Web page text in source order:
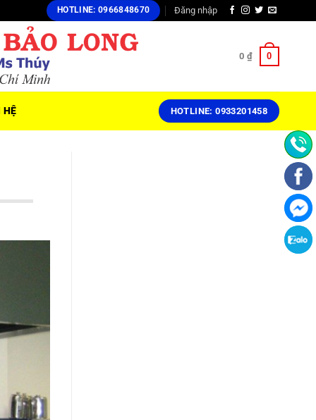
HOTLINE: 0966848670 Đăng nhập
0 ₫ 0
HỆ HOTLINE: 0933201458